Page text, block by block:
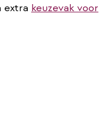
extra keuzevak voor